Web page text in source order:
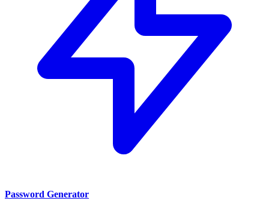
Password Generator